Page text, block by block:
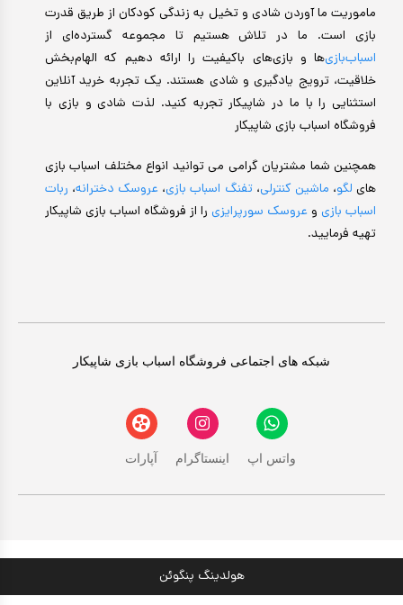
ماموریت ما آوردن شادی و تخیل به زندگی کودکان از طریق قدرت
بازی است. ما در تلاش هستیم تا مجموعه گسترده‌ای از
اسباب‌بازی‌ها و بازی‌های باکیفیت را ارائه دهیم که الهام‌بخش
خلاقیت، ترویج یادگیری و شادی هستند. یک تجربه خرید آنلاین
استثنایی را با ما در شاپیکار تجربه کنید. لذت شادی و بازی با
فروشگاه اسباب بازی شاپیکار
همچنین شما مشتریان گرامی می توانید انواع مختلف اسباب بازی
های لگو، ماشین کنترلی،تفنگ اسباب بازی، عروسک دخترانه، ربات
اسباب بازی و عروسک سورپرایزی را از فروشگاه اسباب بازی شاپیکار
تهیه فرمایید.
شبکه های اجتماعی فروشگاه اسباب بازی شاپیکار
واتس اپ اینستاگرام آپارات
هولدینگ پنگوئن